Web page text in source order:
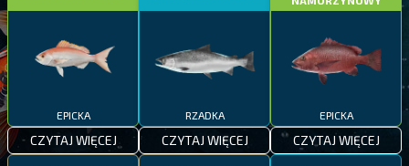
EPICKA
CZYTAJ WIĘCEJ
RZADKA
CZYTAJ WIĘCEJ
EPICKA
CZYTAJ WIĘCEJ